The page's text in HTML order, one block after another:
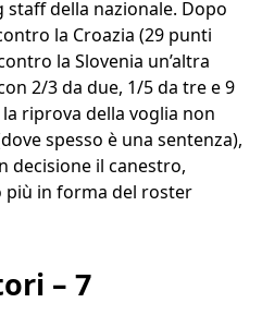
della nazionale. Dopo
la Croazia (29 punti
la Slovenia un’altra
2/3 da due, 1/5 da tre e 9
riprova della voglia non
spesso è una sentenza),
decisione il canestro,
più in forma del roster
– 7